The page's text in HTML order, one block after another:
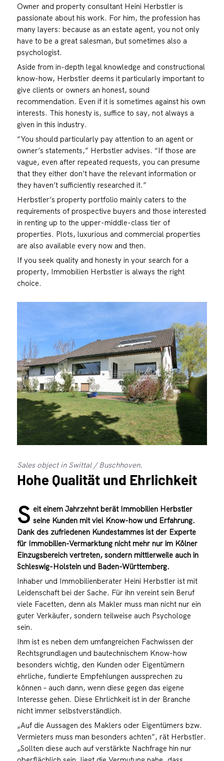
Owner and property consultant Heini Herbstler is
passionate about his work. For him, the profession has
many layers: because as an estate agent, you not only
have to be a great salesman, but sometimes also a
psychologist.
Aside from in-depth legal knowledge and constructional
know-how, Herbstler deems it particularly important to
give clients or owners an honest, sound
recommendation. Even if it is sometimes against his own
interests. This honesty is, suffice to say, not always a
given in this industry.
“You should particularly pay attention to an agent or
owner’s statements,” Herbstler advises. “If those are
vague, even after repeated requests, you can presume
that they either don’t have the relevant information or
they haven’t sufficiently researched it.”
Herbstler’s property portfolio mainly caters to the
requirements of prospective buyers and those interested
in renting up to the upper-middle-class tier of
properties. Plots, luxurious and commercial properties
are also available every now and then.
If you seek quality and honesty in your search for a
property, Immobilien Herbstler is always the right
choice.
Sales object in Swittal / Buschhoven.
Hohe Qualität und Ehrlichkeit
S eit einem Jahrzehnt berät Immobilien Herbstler
seine Kunden mit viel Know-how und Erfahrung.
Dank des zufriedenen Kundestammes ist der Experte
für Immobilien-Vermarktung nicht mehr nur im Kölner
Einzugsbereich vertreten, sondern mittlerweile auch in
Schleswig-Holstein und Baden-Württemberg.
Inhaber und Immobilienberater Heini Herbstler ist mit
Leidenschaft bei der Sache. Für ihn vereint sein Beruf
viele Facetten, denn als Makler muss man nicht nur ein
guter Verkäufer, sondern teilweise auch Psychologe
sein.
Ihm ist es neben dem umfangreichen Fachwissen der
Rechtsgrundlagen und bautechnischem Know-how
besonders wichtig, den Kunden oder Eigentümern
ehrliche, fundierte Empfehlungen aussprechen zu
können – auch dann, wenn diese gegen das eigene
Interesse gehen. Diese Ehrlichkeit ist in der Branche
nicht immer selbstverständlich.
„Auf die Aussagen des Maklers oder Eigentümers bzw.
Vermieters muss man besonders achten”, rät Herbstler.
„Sollten diese auch auf verstärkte Nachfrage hin nur